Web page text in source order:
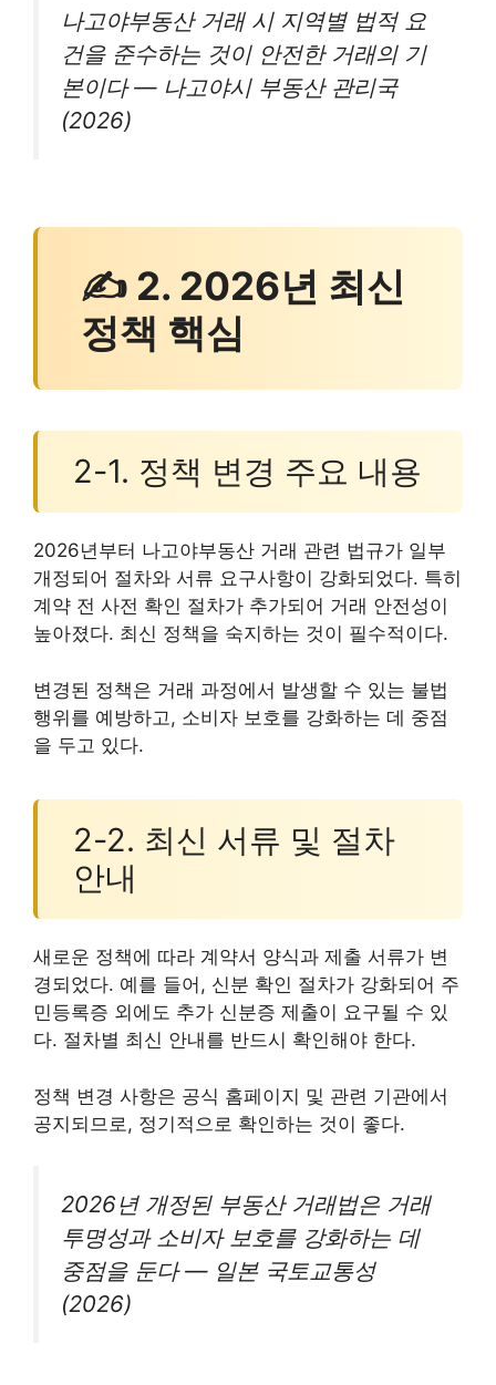
나고야부동산 거래 시 지역별 법적 요
건을 준수하는 것이 안전한 거래의 기
본이다 — 나고야시 부동산 관리국
(2026)
✍ 2. 2026년 최신
정책 핵심
2-1. 정책 변경 주요 내용
2026년부터 나고야부동산 거래 관련 법규가 일부
개정되어 절차와 서류 요구사항이 강화되었다. 특히
계약 전 사전 확인 절차가 추가되어 거래 안전성이
높아졌다. 최신 정책을 숙지하는 것이 필수적이다.
변경된 정책은 거래 과정에서 발생할 수 있는 불법
행위를 예방하고, 소비자 보호를 강화하는 데 중점
을 두고 있다.
2-2. 최신 서류 및 절차
안내
새로운 정책에 따라 계약서 양식과 제출 서류가 변
경되었다. 예를 들어, 신분 확인 절차가 강화되어 주
민등록증 외에도 추가 신분증 제출이 요구될 수 있
다. 절차별 최신 안내를 반드시 확인해야 한다.
정책 변경 사항은 공식 홈페이지 및 관련 기관에서
공지되므로, 정기적으로 확인하는 것이 좋다.
2026년 개정된 부동산 거래법은 거래
투명성과 소비자 보호를 강화하는 데
중점을 둔다 — 일본 국토교통성
(2026)